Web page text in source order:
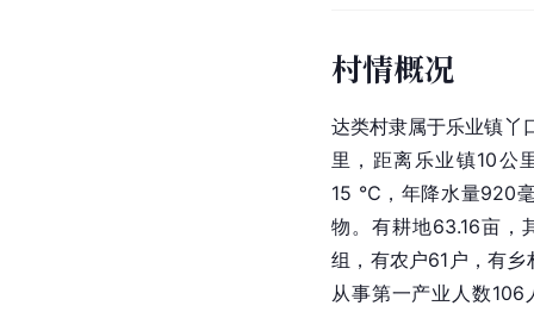
村情概况
达类村隶属于乐业镇丫
里，距离乐业镇10公
15 ℃，年降水量920
物。有耕地63.16亩，
组，有农户61户，有
从事第一产业人数